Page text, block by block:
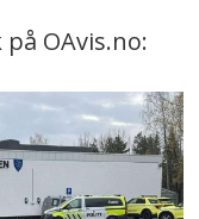
OAvis.no: